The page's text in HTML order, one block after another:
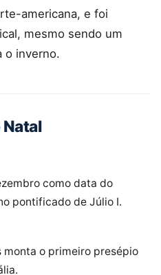
americana, e foi
mesmo sendo um
o inverno.
como data do
pontificado de Júlio I.
monta o primeiro presépio